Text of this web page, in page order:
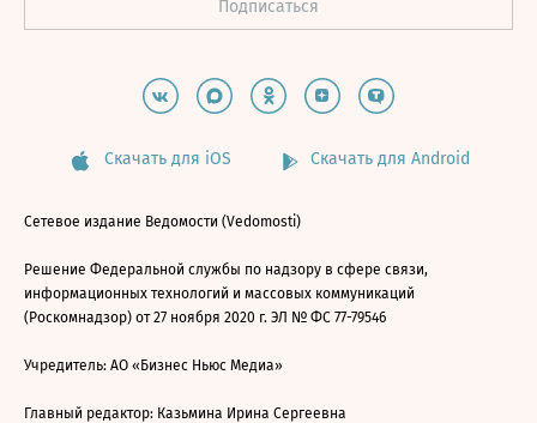
Скачать для iOS Скачать для Android
Сетевое издание Ведомости (Vedomosti)
Решение Федеральной службы по надзору в сфере связи,
информационных технологий и массовых коммуникаций
(Роскомнадзор) от 27 ноября 2020 г. ЭЛ № ФС 77-79546
Учредитель: АО «Бизнес Ньюс Медиа»
Главный редактор: Казьмина Ирина Сергеевна